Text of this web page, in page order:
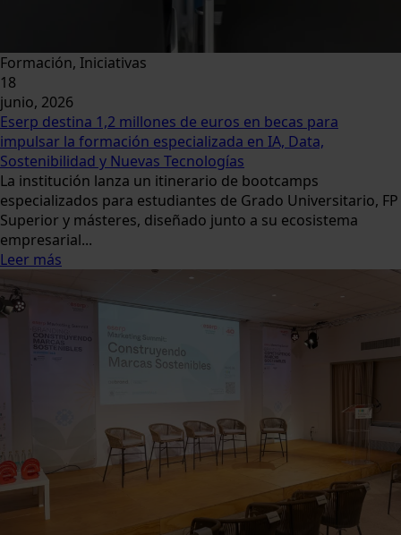
Formación, Iniciativas
18
junio, 2026
Eserp destina 1,2 millones de euros en becas para
impulsar la formación especializada en IA, Data,
Sostenibilidad y Nuevas Tecnologías
La institución lanza un itinerario de bootcamps
especializados para estudiantes de Grado Universitario, FP
Superior y másteres, diseñado junto a su ecosistema
empresarial...
Leer más